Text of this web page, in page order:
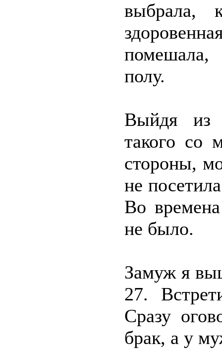
выбрала,
помешала,
полу.
Выйдя из
такого со
стороны,
не
Во
не было.
Замуж я
27.
Сразу
брак, а у